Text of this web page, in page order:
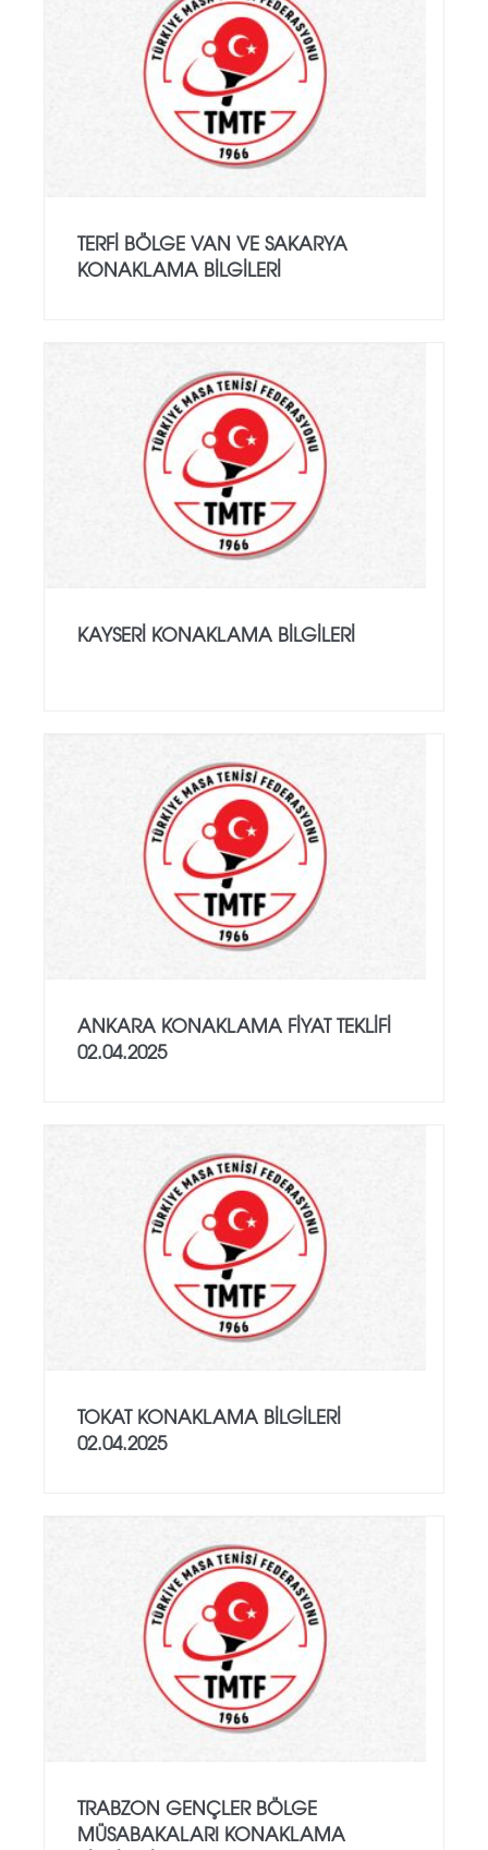
TERFİ BÖLGE VAN VE SAKARYA
KONAKLAMA BİLGİLERİ
KAYSERİ KONAKLAMA BİLGİLERİ
ANKARA KONAKLAMA FİYAT TEKLİFİ
02.04.2025
TOKAT KONAKLAMA BİLGİLERİ
02.04.2025
TRABZON GENÇLER BÖLGE
MÜSABAKALARI KONAKLAMA